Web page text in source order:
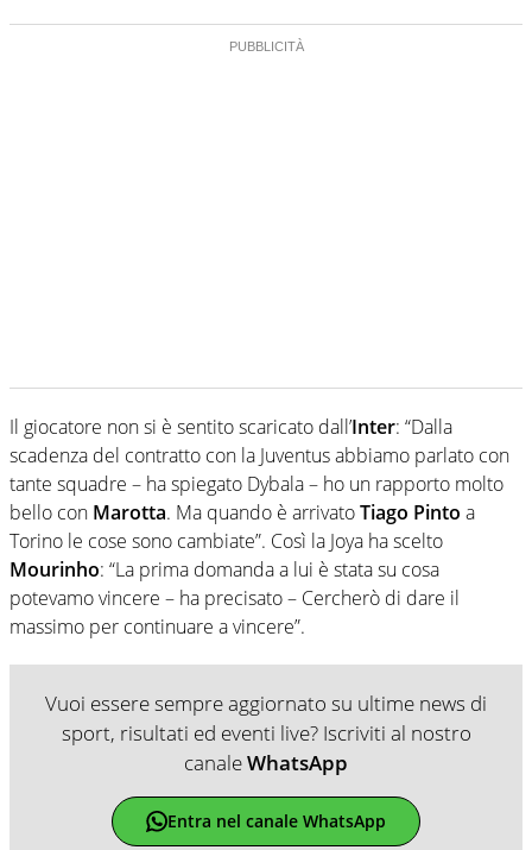
Il giocatore non si è sentito scaricato dall’Inter: “Dalla
scadenza del contratto con la Juventus abbiamo parlato con
tante squadre – ha spiegato Dybala – ho un rapporto molto
bello con Marotta. Ma quando è arrivatoTiago Pinto a
Torino le cose sono cambiate”. Così la Joya ha scelto
Mourinho: “La prima domanda a lui è stata su cosa
potevamo vincere – ha precisato – Cercherò di dare il
massimo per continuare a vincere”.
Vuoi essere sempre aggiornato su ultime news di
sport, risultati ed eventi live? Iscriviti al nostro
canaleWhatsApp
Entra nel canale WhatsApp